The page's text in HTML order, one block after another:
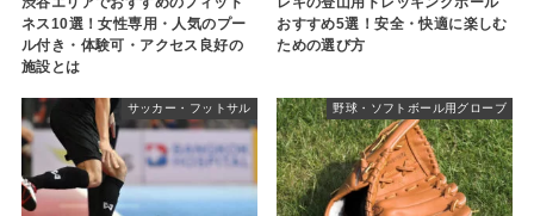
ネス10選！女性専用・人気のプー
ル付き・体験可・アクセス良好の
施設とは
おすすめ5選！安全・快適に楽しむ
ための選び方
サッカー・フットサル 野球・ソフトボール用グローブ